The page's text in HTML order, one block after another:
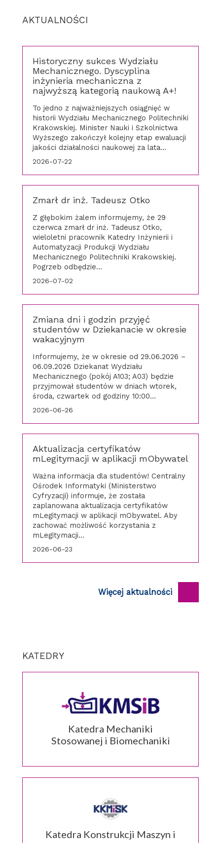
AKTUALNOŚCI
Historyczny sukces Wydziału
Mechanicznego. Dyscyplina
inżynieria mechaniczna z
najwyższą kategorią naukową A+!
To jedno z najważniejszych osiągnięć w
historii Wydziału Mechanicznego Politechniki
Krakowskiej. Minister Nauki i Szkolnictwa
Wyższego zakończył kolejny etap ewaluacji
jakości działalności naukowej za lata…
2026-07-22
Zmarł dr inż. Tadeusz Otko
Z głębokim żalem informujemy, że 29
czerwca zmarł dr inż. Tadeusz Otko,
wieloletni pracownik Katedry Inżynierii i
Automatyzacji Produkcji Wydziału
Mechanicznego Politechniki Krakowskiej.
Pogrzeb odbędzie…
2026-07-02
Zmiana dni i godzin przyjęć
studentów w Dziekanacie w okresie
wakacyjnym
Informujemy, że w okresie od 29.06.2026 –
06.09.2026 Dziekanat Wydziału
Mechanicznego (pokój A103; A03) będzie
przyjmował studentów w dniach wtorek,
środa, czwartek od godziny 10:00…
2026-06-26
Aktualizacja certyfikatów
mLegitymacji w aplikacji mObywatel
Ważna informacja dla studentów! Centralny
Ośrodek Informatyki (Ministerstwo
Cyfryzacji) informuje, że została
zaplanowana aktualizacja certyfikatów
mLegitymacji w aplikacji mObywatel. Aby
zachować możliwość korzystania z
mLegitymacji…
2026-06-23
Więcej aktualności
KATEDRY
Katedra Mechaniki
Stosowanej i Biomechaniki
Katedra Konstrukcji Maszyn i